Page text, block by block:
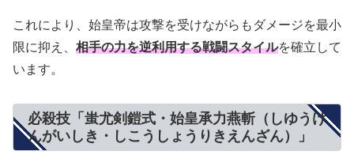
これにより、始皇帝は攻撃を受けながらもダメージを最小
限に抑え、 相手の力を逆利用する戦闘スタイルを確立して
います。
必殺技「蚩尤剣鎧式・始皇承力燕斬（しゆうけ
んがいしき・しこうしょうりきえんざん）」